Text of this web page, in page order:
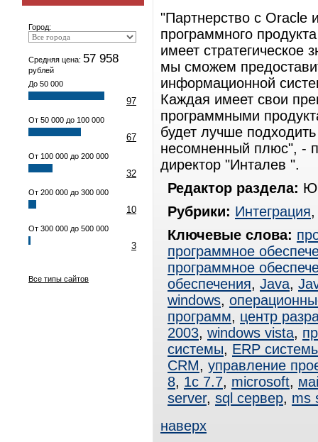
Город:
Средняя цена: 57 958
рублей
До 50 000
97
От 50 000 до 100 000
67
От 100 000 до 200 000
32
От 200 000 до 300 000
10
От 300 000 до 500 000
3
Все типы сайтов
"Партнерство с Oracle
программного
имеет стратегическое
мы сможем
информационной
Каждая имеет свои
программными
будет лучше
несомненный плюс", -
директор "Инталев ".
Редактор раздела:
Рубрики: Интеграция
Ключевые слова:
программное
программное
обеспечения, Java,
windows,
программ, центр
2003, windows vista,
системы, ERP
CRM, управление
8, 1с 7.7, microsoft,
server, sql сервер, ms
наверх